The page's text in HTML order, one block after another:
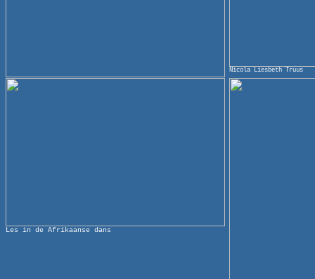
Nicola Liesbeth Truus
Les in de Afrikaanse dans